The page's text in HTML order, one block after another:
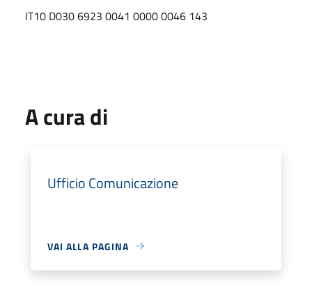
IT10 D030 6923 0041 0000 0046 143
A cura di
Ufficio Comunicazione
VAI ALLA PAGINA